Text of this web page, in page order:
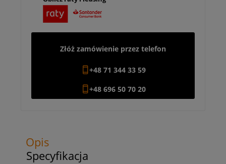
Złóż zamówienie przez telefon
+48 71 344 33 59
+48 696 50 70 20
Opis
Specyfikacja